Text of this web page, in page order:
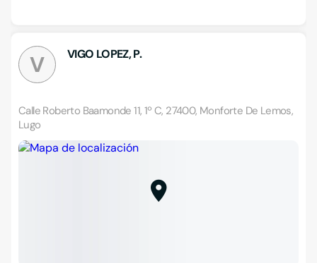
V VIGO LOPEZ, P.
Calle Roberto Baamonde 11, 1º C, 27400, Monforte De Lemos,
Lugo